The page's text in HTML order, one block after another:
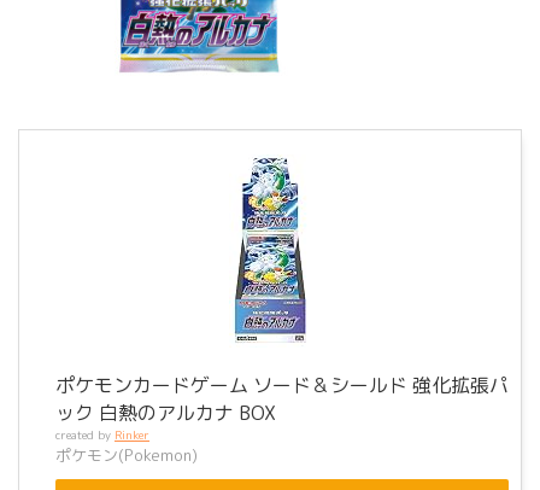
ポケモンカードゲーム ソード＆シールド 強化拡張パ
ック 白熱のアルカナ BOX
created by Rinker
ポケモン(Pokemon)